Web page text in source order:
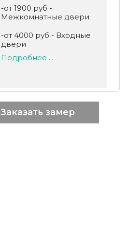
-от 1900 руб -
Межкомнатные двери
-от 4000 руб - Входные
двери
Подробнее ...
Заказать замер